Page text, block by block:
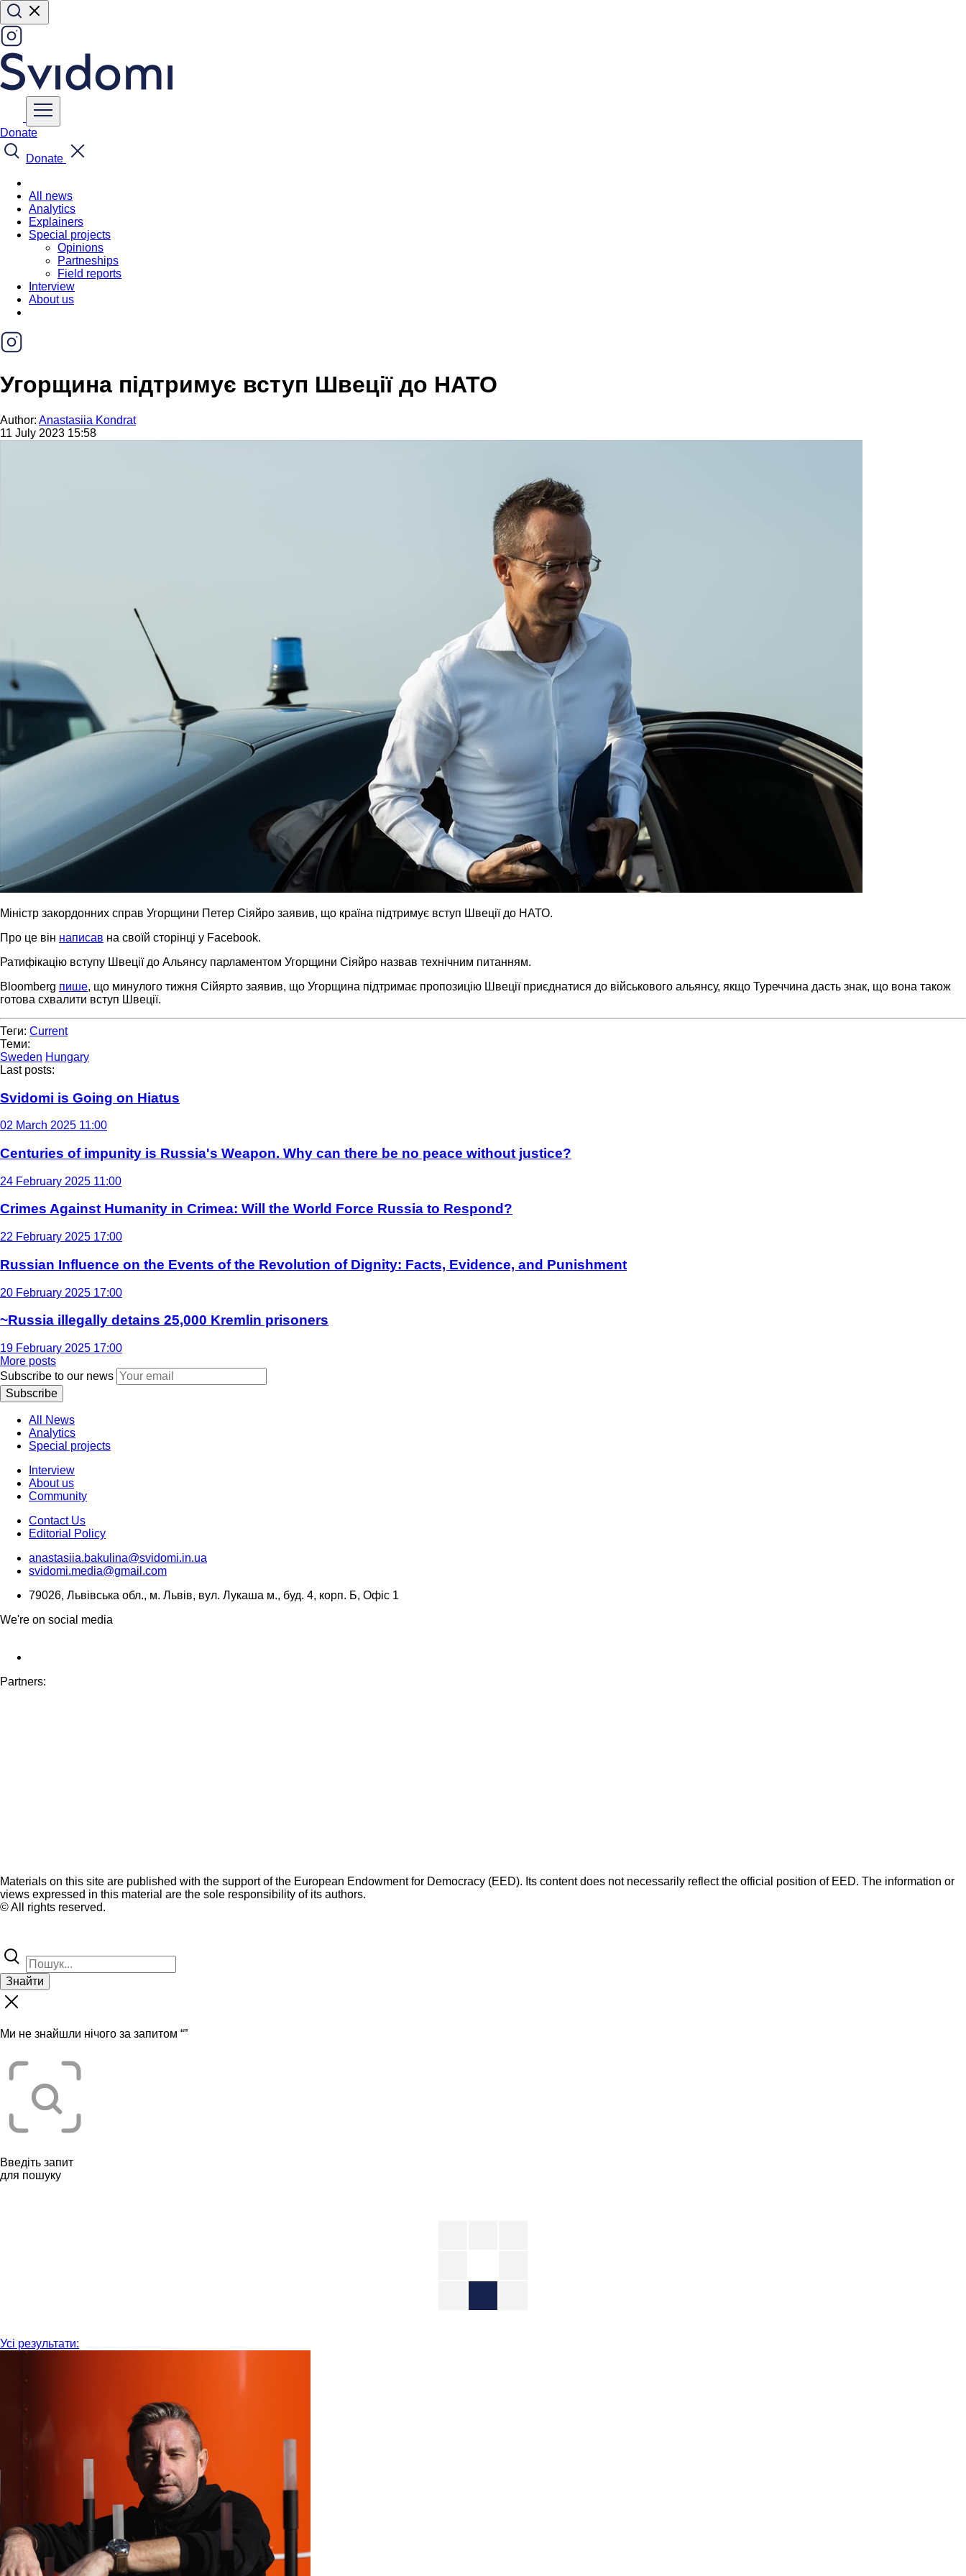
Donate
Donate
All news
Analytics
Explainers
Special projects
Opinions
Partneships
Field reports
Interview
About us
Угорщина підтримує вступ Швеції до НАТО
Author: Anastasiia Kondrat
11 July 2023 15:58
Міністр закордонних справ Угорщини Петер Сіяйро заявив, що країна підтримує вступ Швеції до НАТО.
Про це він написав на своїй сторінці у Facebook.
Ратифікацію вступу Швеції до Альянсу парламентом Угорщини Сіяйро назвав технічним питанням.
Bloomberg пише, що минулого тижня Сійярто заявив, що Угорщина підтримає пропозицію Швеції приєднатися до військового альянсу, якщо Туреччина дасть знак, що вона також
готова схвалити вступ Швеції.
Теги: Current
Теми:
Sweden Hungary
Last posts:
Svidomi is Going on Hiatus
02 March 2025 11:00
Centuries of impunity is Russia's Weapon. Why can there be no peace without justice?
24 February 2025 11:00
Crimes Against Humanity in Crimea: Will the World Force Russia to Respond?
22 February 2025 17:00
Russian Influence on the Events of the Revolution of Dignity: Facts, Evidence, and Punishment
20 February 2025 17:00
~Russia illegally detains 25,000 Kremlin prisoners
19 February 2025 17:00
More posts
Subscribe to our news
Subscribe
All News
Analytics
Special projects
Interview
About us
Community
Contact Us
Editorial Policy
anastasiia.bakulina@svidomi.in.ua
svidomi.media@gmail.com
79026, Львівська обл., м. Львів, вул. Лукаша м., буд. 4, корп. Б, Офіс 1
We're on social media
Partners:
Materials on this site are published with the support of the European Endowment for Democracy (EED). Its content does not necessarily reflect the official position of EED. The information or
views expressed in this material are the sole responsibility of its authors.
© All rights reserved.
Знайти
Ми не знайшли нічого за запитом “”
Введіть запит
для пошуку
Усі результати: